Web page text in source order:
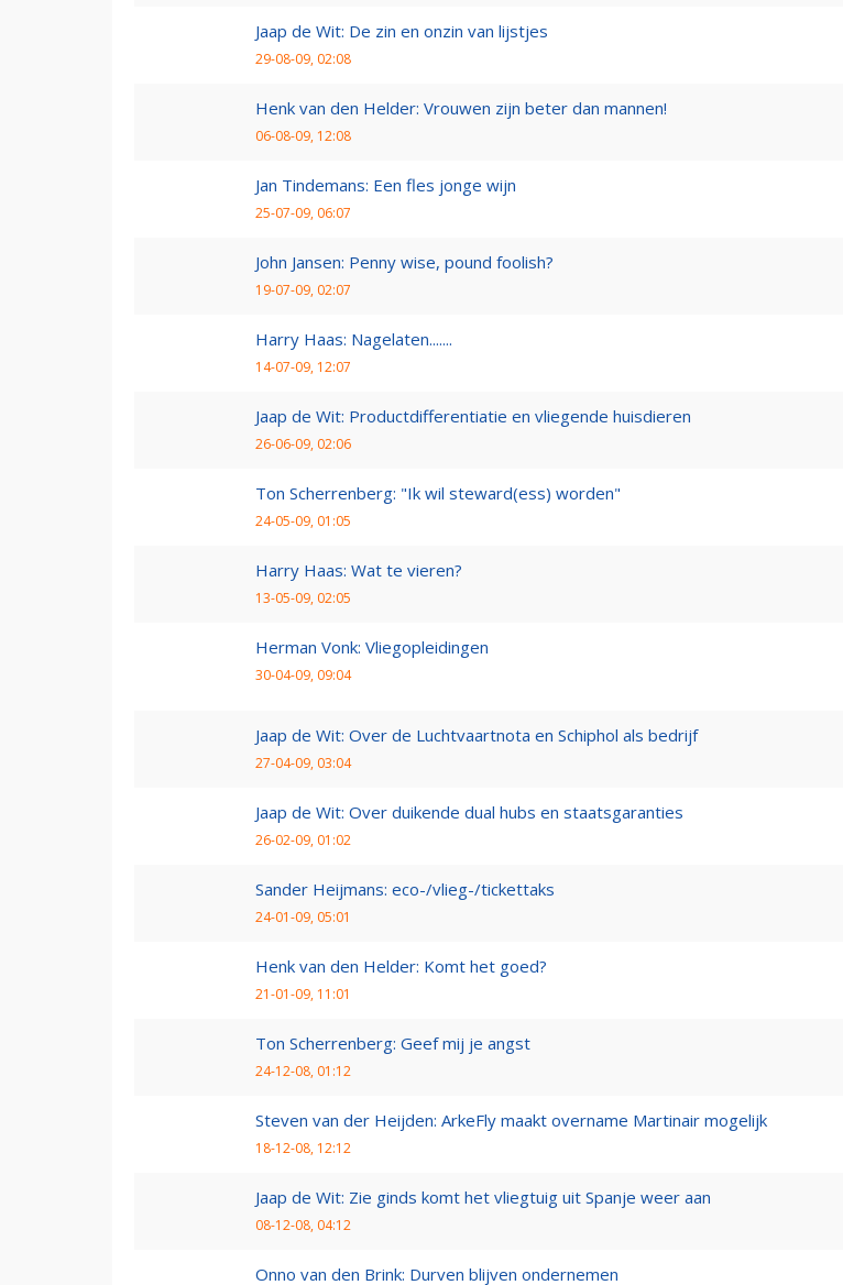
Jaap de Wit: De zin en onzin van lijstjes
29-08-09, 02:08
Henk van den Helder: Vrouwen zijn beter dan mannen!
06-08-09, 12:08
Jan Tindemans: Een fles jonge wijn
25-07-09, 06:07
John Jansen: Penny wise, pound foolish?
19-07-09, 02:07
Harry Haas: Nagelaten.......
14-07-09, 12:07
Jaap de Wit: Productdifferentiatie en vliegende huisdieren
26-06-09, 02:06
Ton Scherrenberg: "Ik wil steward(ess) worden"
24-05-09, 01:05
Harry Haas: Wat te vieren?
13-05-09, 02:05
Herman Vonk: Vliegopleidingen
30-04-09, 09:04
Jaap de Wit: Over de Luchtvaartnota en Schiphol als bedrijf
27-04-09, 03:04
Jaap de Wit: Over duikende dual hubs en staatsgaranties
26-02-09, 01:02
Sander Heijmans: eco-/vlieg-/tickettaks
24-01-09, 05:01
Henk van den Helder: Komt het goed?
21-01-09, 11:01
Ton Scherrenberg: Geef mij je angst
24-12-08, 01:12
Steven van der Heijden: ArkeFly maakt overname Martinair mogelijk
18-12-08, 12:12
Jaap de Wit: Zie ginds komt het vliegtuig uit Spanje weer aan
08-12-08, 04:12
Onno van den Brink: Durven blijven ondernemen